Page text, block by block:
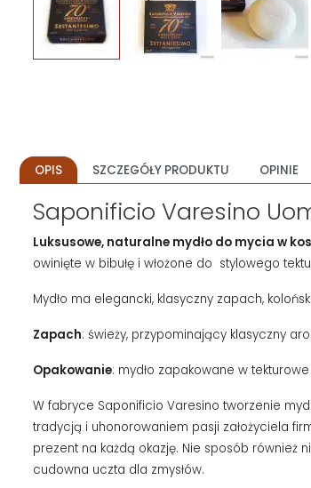
OPIS SZCZEGÓŁY PRODUKTU OPINIE
Saponificio Varesino
Luksusowe, naturalne mydło do mycia w
owinięte w bibułę i włożone do stylowego
Mydło ma elegancki, klasyczny zapach,
Zapach: świeży, przypominający klasyczny
Opakowanie: mydło zapakowane w
W fabryce Saponificio Varesino tworzenie
tradycją i uhonorowaniem pasji założyciela
prezent na każdą okazję. Nie sposób również
cudowna uczta dla zmysłów.